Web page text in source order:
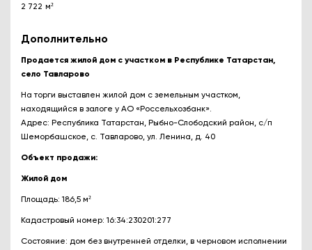
2 722 м²
Дополнительно
Продается жилой дом с участком в Республике Татарстан,
село Тавларово
На торги выставлен жилой дом с земельным участком,
находящийся в залоге у АО «Россельхозбанк».
Адрес: Республика Татарстан, Рыбно-Слободский район, с/п
Шеморбашское, с. Тавларово, ул. Ленина, д. 40
Объект продажи:
Жилой дом
Площадь: 186,5 м²
Кадастровый номер: 16:34:230201:277
Состояние: дом без внутренней отделки, в черновом исполнении